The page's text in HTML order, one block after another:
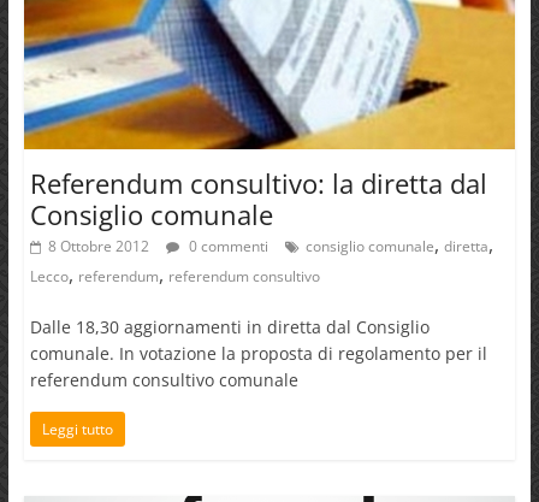
Referendum consultivo: la diretta dal
Consiglio comunale
8 Ottobre 2012 0 commenti consiglio comunale, diretta,
Lecco, referendum, referendum consultivo
Dalle 18,30 aggiornamenti in diretta dal Consiglio
comunale. In votazione la proposta di regolamento per il
referendum consultivo comunale
Leggi tutto